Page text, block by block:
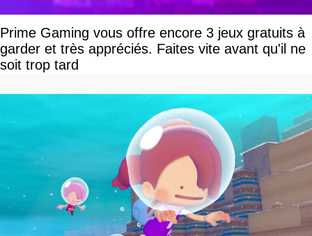
Prime Gaming vous offre encore 3 jeux gratuits à
garder et très appréciés. Faites vite avant qu'il ne
soit trop tard